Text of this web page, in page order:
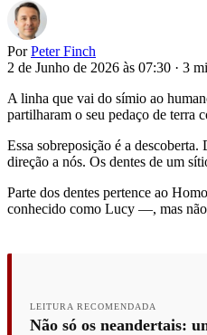
Por Peter Finch
2 de Junho de 2026 às 07:30 · 3
A linha que vai do símio ao
partilharam o seu pedaço de terra
Essa sobreposição é a
direção a nós. Os dentes de um
Parte dos dentes pertence ao
conhecido como Lucy —, mas não
LEITURA RECOMENDADA
Não só os neandertais: